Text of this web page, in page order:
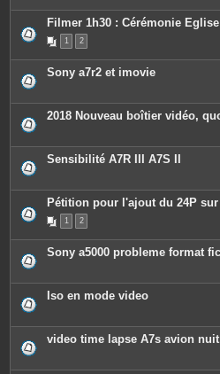
Filmer 1h30 : Cérémonie
1 2
Sony a7r2 et imovie
2018 Nouveau boîtier vidéo,
Sensibilité A7R III A7S II
Pétition pour l'ajout du 24P
1 2
Sony a5000 probleme format
Iso en mode video
video time lapse A7s avion nuit